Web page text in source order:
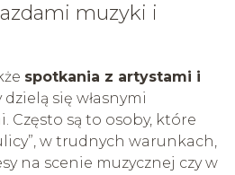
muzyki i
spotkania z artystami i
dzielą się własnymi
Często są to osoby, które
w trudnych warunkach,
na scenie muzycznej czy w